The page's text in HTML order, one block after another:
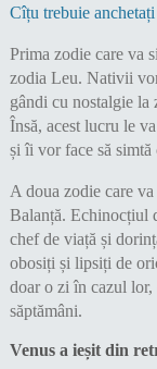
Cîțu trebuie
Prima zodie care va
zodia Leu. Nativii
gândi cu nostalgie la
Însă, acest lucru le
și îi vor face să
A doua zodie care
Balanță. Echinocțiul
chef de viață și
obosiți și lipsiți de
doar o zi în cazul lor,
săptămâni.
Venus a ieșit din